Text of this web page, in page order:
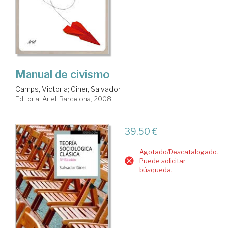
Manual de civismo
Camps, Victoria; Giner, Salvador
Editorial Ariel. Barcelona, 2008
39,50 €
Agotado/Descatalogado.
Puede solicitar
búsqueda.